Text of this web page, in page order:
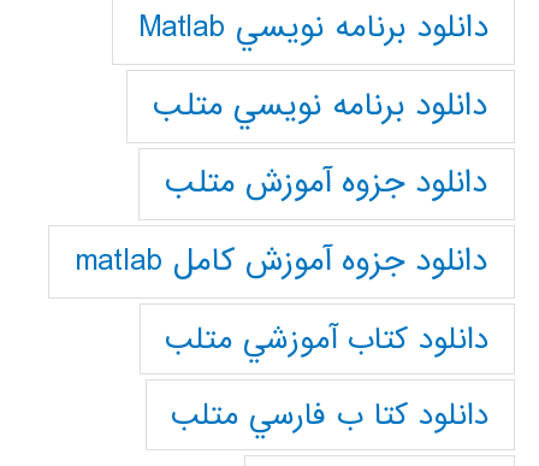
دانلود برنامه نويسي Matlab
دانلود برنامه نويسي متلب
دانلود جزوه آموزش متلب
دانلود جزوه آموزش کامل matlab
دانلود كتاب آموزشي متلب
دانلود كتا ب فارسي متلب